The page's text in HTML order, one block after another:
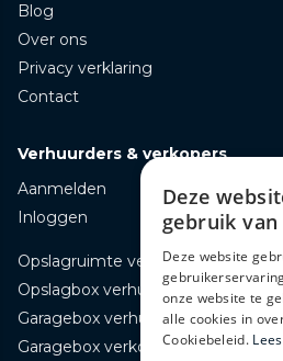
Blog
Over ons
Privacy verklaring
Contact
Verhuurders & verkopers
Aanmelden
Inloggen
Opslagruimte verhuren
Opslagbox verhuren
Garagebox verhuren
Garagebox verkopen
Deze
gebruik van
Deze website
onze website te
alle cookies in
Cookiebeleid.